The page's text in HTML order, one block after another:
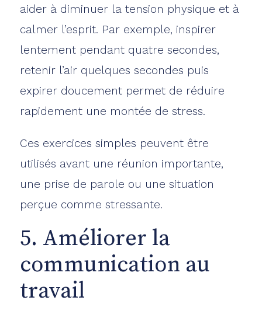
aider à diminuer la tension physique et à
calmer l’esprit. Par exemple, inspirer
lentement pendant quatre secondes,
retenir l’air quelques secondes puis
expirer doucement permet de réduire
rapidement une montée de stress.
Ces exercices simples peuvent être
utilisés avant une réunion importante,
une prise de parole ou une situation
perçue comme stressante.
5. Améliorer la
communication au
travail